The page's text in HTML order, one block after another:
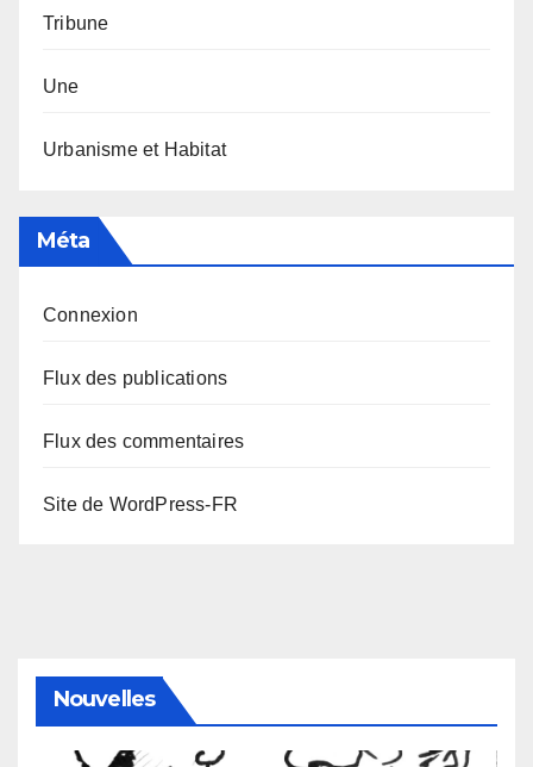
Tribune
Une
Urbanisme et Habitat
Méta
Connexion
Flux des publications
Flux des commentaires
Site de WordPress-FR
Nouvelles